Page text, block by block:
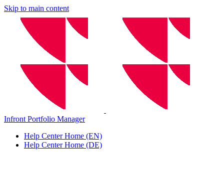
Skip to main content
Infront Portfolio Manager
Help Center Home (EN)
Help Center Home (DE)